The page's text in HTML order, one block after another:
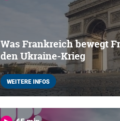
Was Frankreich bewegt
den Ukraine-Krieg
WEITERE INFOS